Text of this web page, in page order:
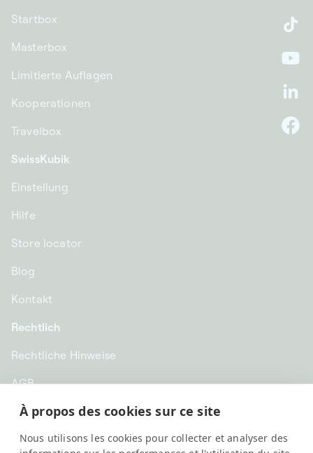
À propos des cookies sur ce site
Nous utilisons les cookies pour collecter et analyser des
Startbox
Masterbox
Limitierte Auflagen
Kooperationen
Travelbox
SwissKubik
Einstellung
Hilfe
Store locator
Blog
Kontakt
Rechtlich
Rechtliche Hinweise
AGB
Datenschutz
EUR € | Deutschland